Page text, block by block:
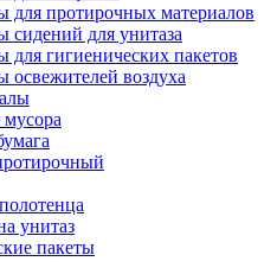
для протирочных материалов
сидений для унитаза
для гигиенических пакетов
освежителей воздуха
унитаз
пакеты